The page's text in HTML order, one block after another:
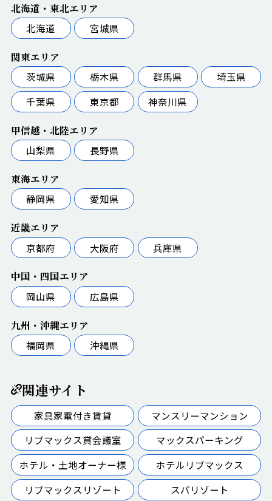
北海道・東北エリア
北海道
宮城県
関東エリア
茨城県
栃木県 群馬県
埼玉県
千葉県
東京都 神奈川県
甲信越・北陸エリア
山梨県
長野県
東海エリア
静岡県
愛知県
近畿エリア
京都府
大阪府 兵庫県
中国・四国エリア
岡山県
広島県
九州・沖縄エリア
福岡県
沖縄県
関連サイト
家具家電付き賃貸
マンスリーマンション
リブマックス貸会議室
マックスパーキング
ホテル・土地オーナー様
ホテルリブマックス
リブマックスリゾート
スパリゾート